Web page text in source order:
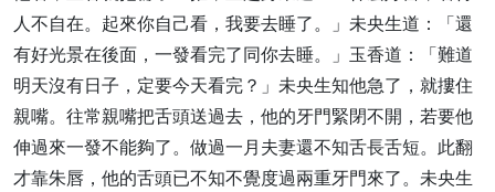
人不自在。起來你自己看，我要去睡了。」未央生道：「還
有好光景在後面，一發看完了同你去睡。」玉香道：「難道
明天沒有日子，定要今天看完？」未央生知他急了，就摟住
親嘴。往常親嘴把舌頭送過去，他的牙門緊閉不開，若要他
伸過來一發不能夠了。做過一月夫妻還不知舌長舌短。此翻
才靠朱唇，他的舌頭已不知不覺度過兩重牙門來了。未央生